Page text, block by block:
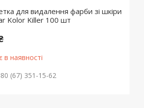
для видалення фарби зі шкіри
Kolor Killer 100 шт
в наявності
(67) 351-15-62